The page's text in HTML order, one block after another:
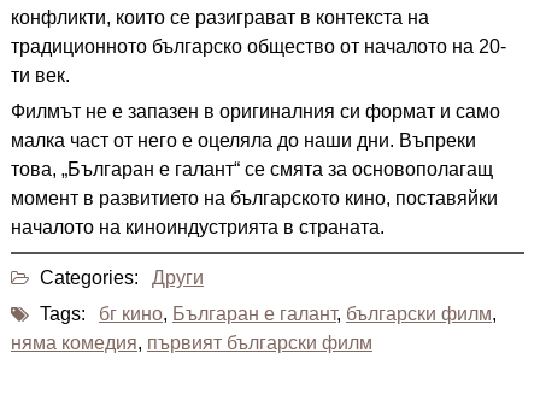
конфликти, които се разиграват в контекста на
традиционното българско общество от началото на 20-
ти век.
Филмът не е запазен в оригиналния си формат и само
малка част от него е оцеляла до наши дни. Въпреки
това, „Българан е галант“ се смята за основополагащ
момент в развитието на българското кино, поставяйки
началото на киноиндустрията в страната.
Categories:
Други
Tags:
бг кино, Българан е галант, български филм,
няма комедия, първият български филм